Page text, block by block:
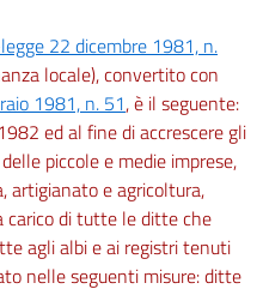
22 dicembre 1981, n.
locale), convertito con
1981, n. 51, è il seguente:
ed al fine di accrescere gli
piccole e medie imprese,
artigianato e agricoltura,
carico di tutte le ditte che
agli albi e ai registri tenuti
nelle seguenti misure: ditte